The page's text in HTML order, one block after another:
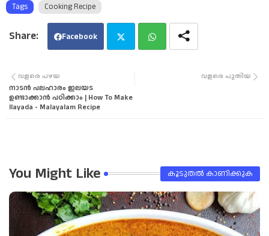
Tags Cooking Recipe
Facebook
വളരെ പുതിയ
വളരെ പഴയ
നാടൻ പലഹാരം ഇലയട
ഉണ്ടാക്കാൻ പഠിക്കാം | How To Make
Ilayada - Malayalam Recipe
You Might Like കൂടുതൽ‍ കാണിക്കുക